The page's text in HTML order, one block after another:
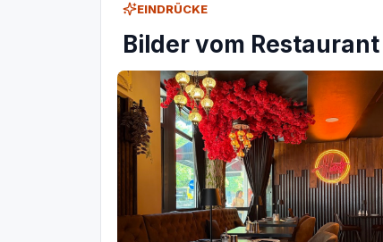
EINDRÜCKE
Bilder vom Restaurant